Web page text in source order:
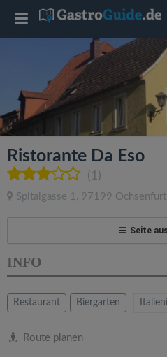
Ristorante Da Eso
(1)
Spitalgasse 1 , 97199 Ochsenfurt
Seite
INFO
Restaurant Biergarten
Route planen
T
g
l
e
a
v